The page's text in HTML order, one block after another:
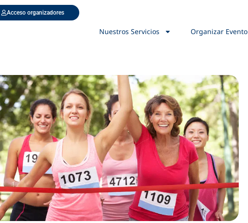
Acceso organizadores
Nuestros Servicios Organizar Evento